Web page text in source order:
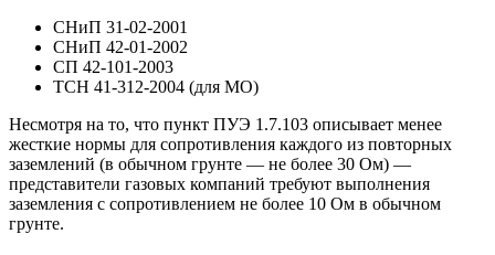
СНиП 31-02-2001
СНиП 42-01-2002
СП 42-101-2003
ТСН 41-312-2004 (для МО)
Несмотря на то, что пункт ПУЭ 1.7.103 описывает менее
жесткие нормы для сопротивления каждого из повторных
заземлений (в обычном грунте — не более 30 Ом) —
представители газовых компаний требуют выполнения
заземления с сопротивлением не более 10 Ом в обычном
грунте.